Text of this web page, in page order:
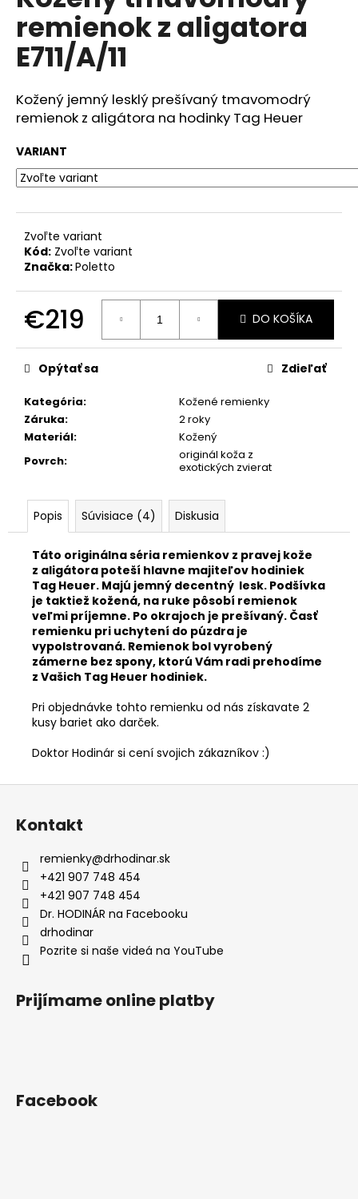
5
hviezdičiek.
remienok z aligatora
E711/A/11
Kožený jemný lesklý prešívaný tmavomodrý
remienok z aligátora na hodinky Tag Heuer
VARIANT
Zvoľte variant
Kód: Zvoľte variant
Značka:Poletto
€219
cena:
DO KOŠÍKA
Kategória:
Kožené remienky
Záruka:
2 roky
Materiál:
Kožený
Povrch:
originál koža z
exotických zvierat
Opýtať sa Zdieľať
Popis Súvisiace (4) Diskusia
Táto originálna séria remienkov z pravej kože
z aligátora poteší hlavne majiteľov hodiniek
Tag Heuer. Majú jemný decentný lesk. Podšívka
je taktiež kožená, na ruke pôsobí remienok
veľmi príjemne. Po okrajoch je prešívaný. Časť
remienku pri uchytení do púzdra je
vypolstrovaná. Remienok bol vyrobený
zámerne bez spony, ktorú Vám radi prehodíme
z Vašich Tag Heuer hodiniek.
Pri objednávke tohto remienku od nás získavate 2
kusy bariet ako darček.
Doktor Hodinár si cení svojich zákazníkov :)
á
j
s
?
HĽADAŤ
O
d
p
ú
č
a
m
e
KOŽENÝ
RUŽOVÝ
REMIENOK
677-
€27,50
Z
Kontakt
remienky@drhodinar.sk
+421 907 748 454
+421 907 748 454
Dr. HODINÁR na Facebooku
drhodinar
Pozrite si naše videá na YouTube
Prijímame online platby
Facebook